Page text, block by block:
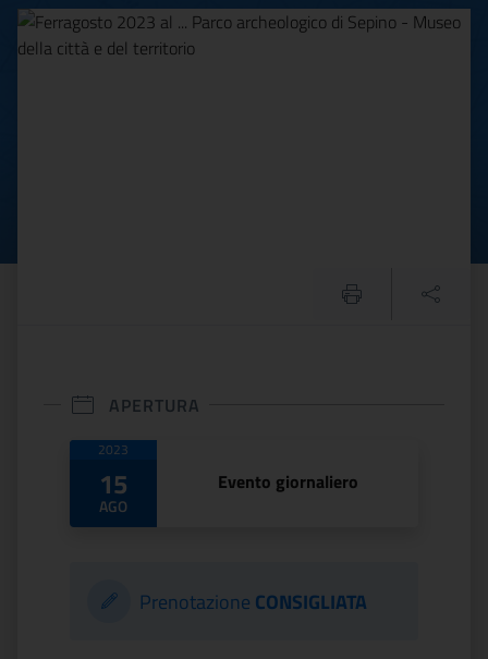
Ferragosto 2023 al ...
APERTURA
Date di apertura
2023
15
AGO
Evento giornaliero
Prenotazione CONSIGLIATA